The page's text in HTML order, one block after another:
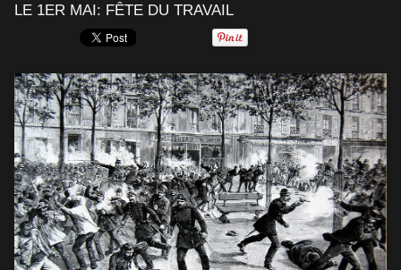
LE 1ER MAI: FÊTE DU TRAVAIL